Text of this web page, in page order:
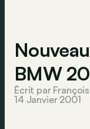
BMW
Écrit par
14 Janvier 2001